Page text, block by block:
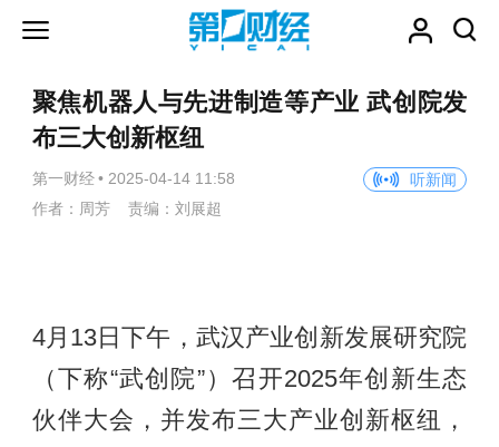
聚焦机器人与先进制造等产业 武创院发
布三大创新枢纽
第一财经 • 2025-04-14 11:58
听新闻
作者：周芳 责编：刘展超
4月13日下午，武汉产业创新发展研究院
（下称“武创院”）召开2025年创新生态
伙伴大会，并发布三大产业创新枢纽，